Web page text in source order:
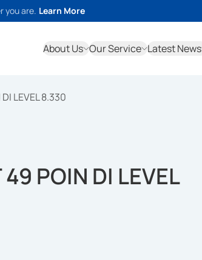
you are. Learn More
About Us Our Service Latest News
LEVEL 8.330
POIN DI LEVEL